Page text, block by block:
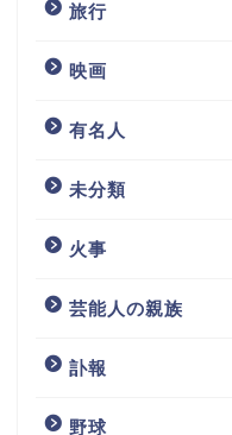
旅行
映画
有名人
未分類
火事
芸能人の親族
訃報
野球